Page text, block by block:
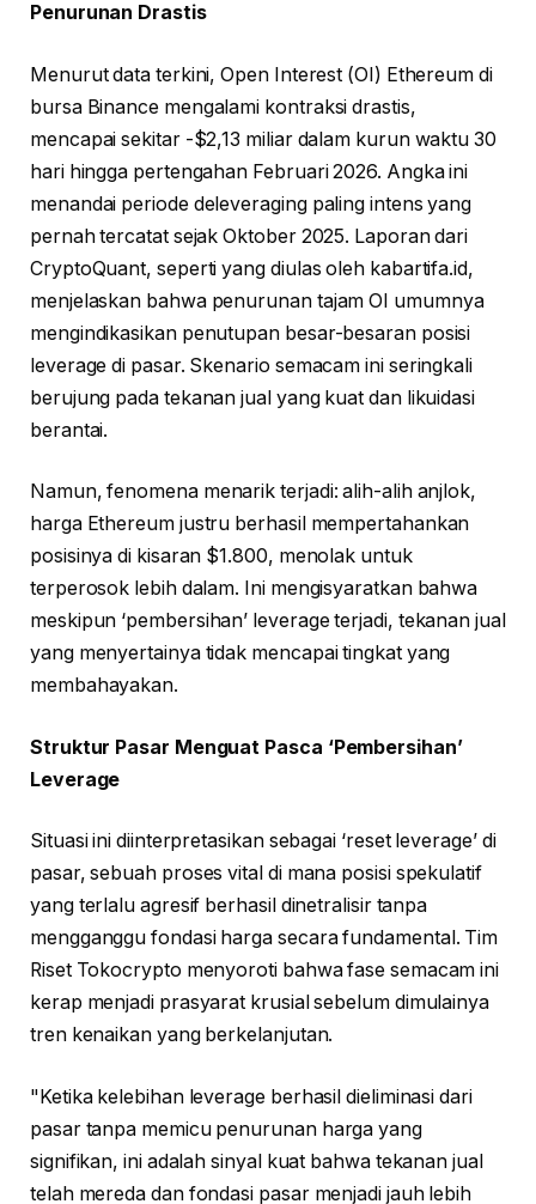
Penurunan Drastis
Menurut data terkini, Open Interest (OI) Ethereum di
bursa Binance mengalami kontraksi drastis,
mencapai sekitar -$2,13 miliar dalam kurun waktu 30
hari hingga pertengahan Februari 2026. Angka ini
menandai periode deleveraging paling intens yang
pernah tercatat sejak Oktober 2025. Laporan dari
CryptoQuant, seperti yang diulas oleh kabartifa.id,
menjelaskan bahwa penurunan tajam OI umumnya
mengindikasikan penutupan besar-besaran posisi
leverage di pasar. Skenario semacam ini seringkali
berujung pada tekanan jual yang kuat dan likuidasi
berantai.
Namun, fenomena menarik terjadi: alih-alih anjlok,
harga Ethereum justru berhasil mempertahankan
posisinya di kisaran $1.800, menolak untuk
terperosok lebih dalam. Ini mengisyaratkan bahwa
meskipun ‘pembersihan’ leverage terjadi, tekanan jual
yang menyertainya tidak mencapai tingkat yang
membahayakan.
Struktur Pasar Menguat Pasca ‘Pembersihan’
Leverage
Situasi ini diinterpretasikan sebagai ‘reset leverage’ di
pasar, sebuah proses vital di mana posisi spekulatif
yang terlalu agresif berhasil dinetralisir tanpa
mengganggu fondasi harga secara fundamental. Tim
Riset Tokocrypto menyoroti bahwa fase semacam ini
kerap menjadi prasyarat krusial sebelum dimulainya
tren kenaikan yang berkelanjutan.
"Ketika kelebihan leverage berhasil dieliminasi dari
pasar tanpa memicu penurunan harga yang
signifikan, ini adalah sinyal kuat bahwa tekanan jual
telah mereda dan fondasi pasar menjadi jauh lebih